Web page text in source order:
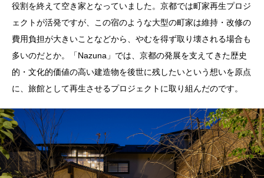
役割を終えて空き家となっていました。京都では町家再生プロジ
ェクトが活発ですが、この宿のような大型の町家は維持・改修の
費用負担が大きいことなどから、やむを得ず取り壊される場合も
多いのだとか。「Nazuna」では、京都の発展を支えてきた歴史
的・文化的価値の高い建造物を後世に残したいという想いを原点
に、旅館として再生させるプロジェクトに取り組んだのです。